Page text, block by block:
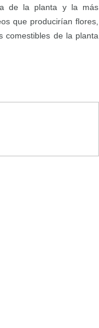
de la planta y la más
que producirían flores,
comestibles de la planta